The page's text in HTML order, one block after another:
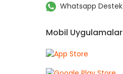
Whatsapp Destek
Mobil Uygulamalar